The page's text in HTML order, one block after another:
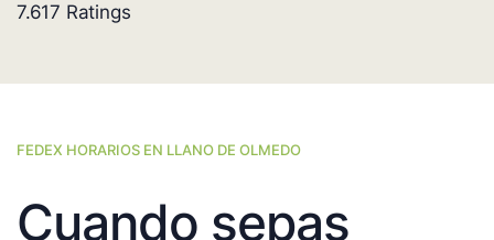
7.617 Ratings
FEDEX HORARIOS EN LLANO DE OLMEDO
Cuando sepas